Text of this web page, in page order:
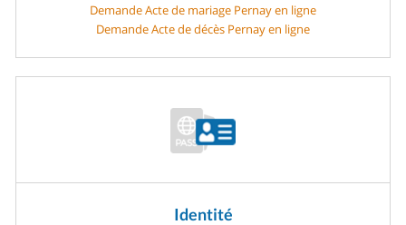
Demande Acte de mariage Pernay en ligne
Demande Acte de décès Pernay en ligne
Identité